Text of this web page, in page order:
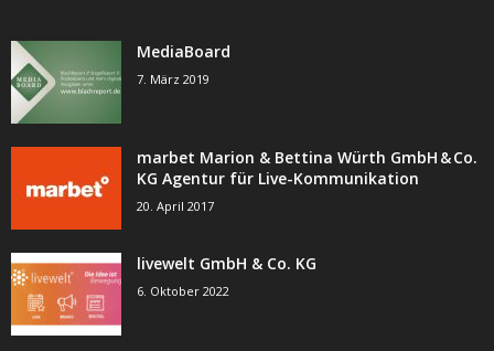
MediaBoard
7. März 2019
marbet Marion & Bettina Würth GmbH & Co.
KG Agentur für Live-Kommunikation
20. April 2017
livewelt GmbH & Co. KG
6. Oktober 2022